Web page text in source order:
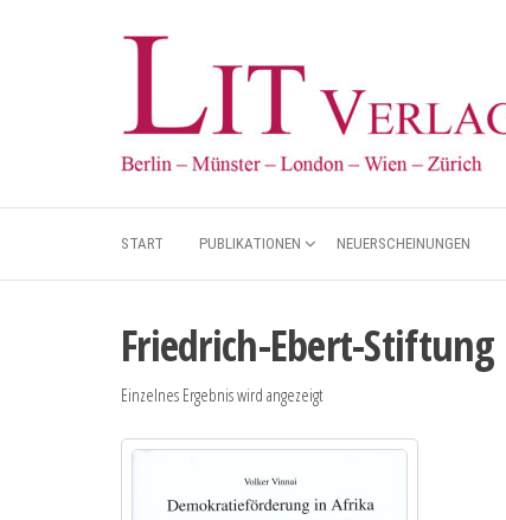
START PUBLIKATIONEN NEUERSCHEINUNGEN
Friedrich-Ebert-Stiftung
Einzelnes Ergebnis wird angezeigt